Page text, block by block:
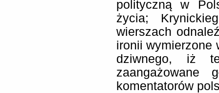
polityczną w
życia;
wierszach
ironii wymierzone
dziwnego, iż
zaangażowane
komentatorów